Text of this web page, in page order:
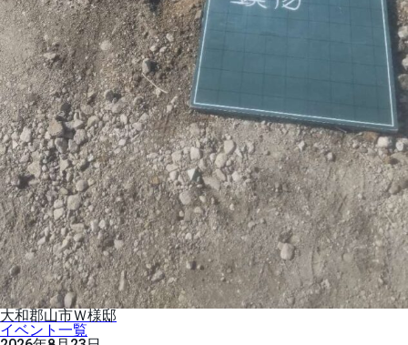
大和郡山市Ｗ様邸
イベント一覧